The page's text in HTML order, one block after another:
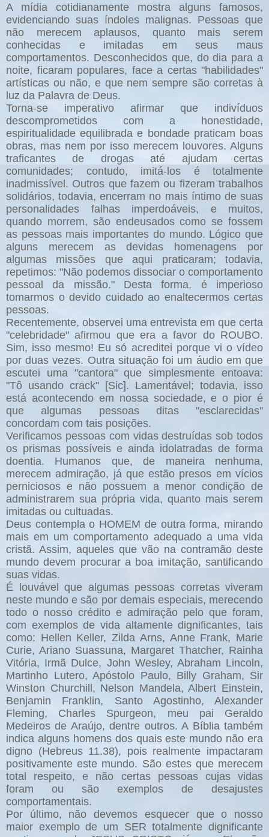
A mídia cotidianamente mostra alguns famosos,
evidenciando suas índoles malignas. Pessoas que
não merecem aplausos, quanto mais serem
conhecidas e imitadas em seus maus
comportamentos. Desconhecidos que, do dia para a
noite, ficaram populares, face a certas "habilidades"
artísticas ou não, e que nem sempre são corretas à
luz da Palavra de Deus.
Torna-se imperativo afirmar que indivíduos
descomprometidos com a honestidade,
espiritualidade equilibrada e bondade praticam boas
obras, mas nem por isso merecem louvores. Alguns
traficantes de drogas até ajudam certas
comunidades; contudo, imitá-los é totalmente
inadmissível. Outros que fazem ou fizeram trabalhos
solidários, todavia, encerram no mais íntimo de suas
personalidades falhas imperdoáveis, e muitos,
quando morrem, são endeusados como se fossem
as pessoas mais importantes do mundo. Lógico que
alguns merecem as devidas homenagens por
algumas missões que aqui praticaram; todavia,
repetimos: "Não podemos dissociar o comportamento
pessoal da missão." Desta forma, é imperioso
tomarmos o devido cuidado ao enaltecermos certas
pessoas.
Recentemente, observei uma entrevista em que certa
"celebridade" afirmou que era a favor do ROUBO.
Sim, isso mesmo! Eu só acreditei porque vi o vídeo
por duas vezes. Outra situação foi um áudio em que
escutei uma "cantora" que simplesmente entoava:
"Tô usando crack" [Sic]. Lamentável; todavia, isso
está acontecendo em nossa sociedade, e o pior é
que algumas pessoas ditas "esclarecidas"
concordam com tais posições.
Verificamos pessoas com vidas destruídas sob todos
os prismas possíveis e ainda idolatradas de forma
doentia. Humanos que, de maneira nenhuma,
merecem admiração, já que estão presos em vícios
perniciosos e não possuem a menor condição de
administrarem sua própria vida, quanto mais serem
imitadas ou cultuadas.
Deus contempla o HOMEM de outra forma, mirando
mais em um comportamento adequado a uma vida
cristã. Assim, aqueles que vão na contramão deste
mundo devem procurar a boa imitação, santificando
suas vidas.
É louvável que algumas pessoas corretas viveram
neste mundo e são por demais especiais, merecendo
todo o nosso crédito e admiração pelo que foram,
com exemplos de vida altamente dignificantes, tais
como: Hellen Keller, Zilda Arns, Anne Frank, Marie
Curie, Ariano Suassuna, Margaret Thatcher, Rainha
Vitória, Irmã Dulce, John Wesley, Abraham Lincoln,
Martinho Lutero, Apóstolo Paulo, Billy Graham, Sir
Winston Churchill, Nelson Mandela, Albert Einstein,
Benjamin Franklin, Santo Agostinho, Alexander
Fleming, Charles Spurgeon, meu pai Geraldo
Medeiros de Araújo, dentre outros. A Bíblia também
indica alguns homens dos quais este mundo não era
digno (Hebreus 11.38), pois realmente impactaram
positivamente este mundo. São estes que merecem
total respeito, e não certas pessoas cujas vidas
foram ou são exemplos de desajustes
comportamentais.
Por último, não devemos esquecer que o nosso
maior exemplo de um SER totalmente dignificante